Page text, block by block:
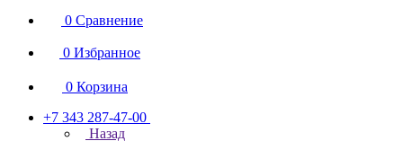
0 Сравнение
0 Избранное
0 Корзина
+7 343 287-47-00
Назад